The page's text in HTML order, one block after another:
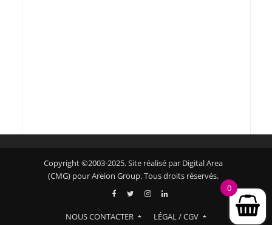
Copyright ©2003-2025. Site réalisé par Digital Area
(CMG) pour Areion Group. Tous droits réservés.
NOUS CONTACTER LÉGAL / CGV
0